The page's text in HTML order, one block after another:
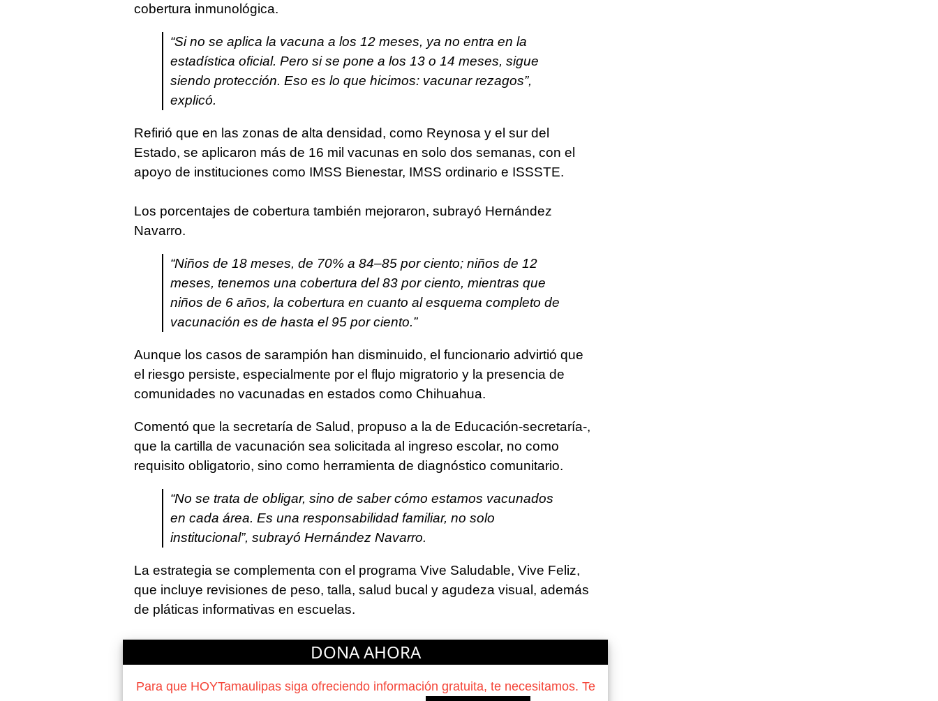
cobertura inmunológica.
“Si no se aplica la vacuna a los 12 meses, ya no entra en la
estadística oficial. Pero si se pone a los 13 o 14 meses, sigue
siendo protección. Eso es lo que hicimos: vacunar rezagos”,
explicó.
Refirió que en las zonas de alta densidad, como Reynosa y el sur del
Estado, se aplicaron más de 16 mil vacunas en solo dos semanas, con el
apoyo de instituciones como IMSS Bienestar, IMSS ordinario e ISSSTE.
Los porcentajes de cobertura también mejoraron, subrayó Hernández
Navarro.
“Niños de 18 meses, de 70% a 84–85 por ciento; niños de 12
meses, tenemos una cobertura del 83 por ciento, mientras que
niños de 6 años, la cobertura en cuanto al esquema completo de
vacunación es de hasta el 95 por ciento.”
Aunque los casos de sarampión han disminuido, el funcionario advirtió que
el riesgo persiste, especialmente por el flujo migratorio y la presencia de
comunidades no vacunadas en estados como Chihuahua.
Comentó que la secretaría de Salud, propuso a la de Educación-secretaría-,
que la cartilla de vacunación sea solicitada al ingreso escolar, no como
requisito obligatorio, sino como herramienta de diagnóstico comunitario.
“No se trata de obligar, sino de saber cómo estamos vacunados
en cada área. Es una responsabilidad familiar, no solo
institucional”, subrayó Hernández Navarro.
La estrategia se complementa con el programa Vive Saludable, Vive Feliz,
que incluye revisiones de peso, talla, salud bucal y agudeza visual, además
de pláticas informativas en escuelas.
DONA AHORA
Para que HOYTamaulipas siga ofreciendo información gratuita, te necesitamos. Te